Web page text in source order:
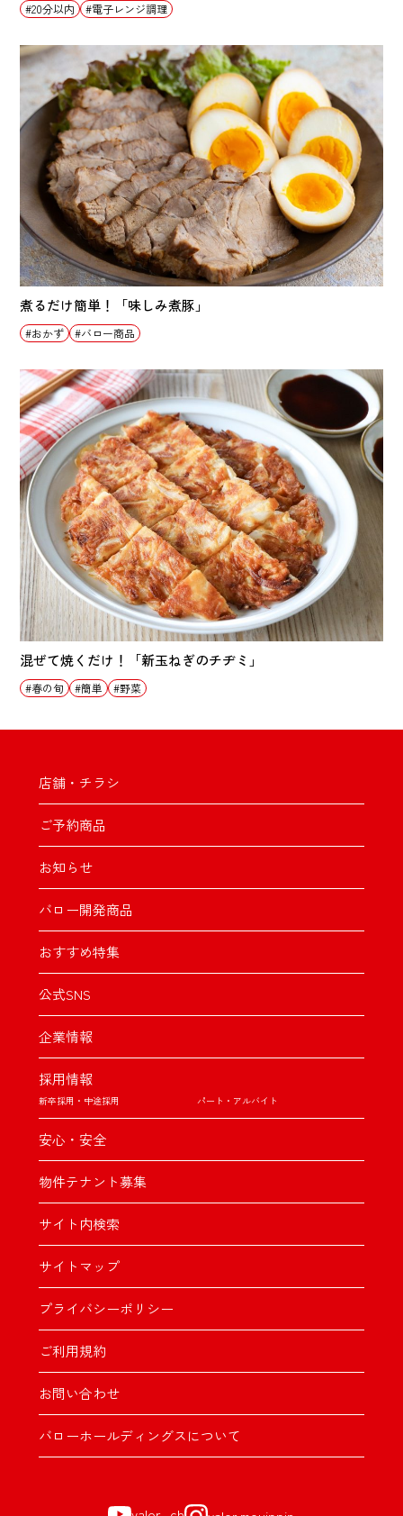
20分以内 電子レンジ調理
煮るだけ簡単！「味しみ煮豚」
おかず バロー商品
混ぜて焼くだけ！「新玉ねぎのチヂミ」
春の旬 簡単 野菜
店舗・チラシ
ご予約商品
お知らせ
バロー開発商品
おすすめ特集
公式SNS
企業情報
採用情報
新卒採用・中途採用 パート・アルバイト
安心・安全
物件テナント募集
サイト内検索
サイトマップ
プライバシーポリシー
ご利用規約
お問い合わせ
バローホールディングスについて